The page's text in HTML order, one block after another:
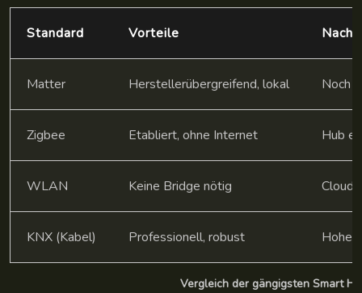
Vergleich der gängigsten Smart
Standard Vorteile
Matter Herstellerübergreifend, lokal Noch
Zigbee Etabliert, ohne Internet Hub
WLAN Keine Bridge nötig
KNX (Kabel) Professionell, robust Hohe